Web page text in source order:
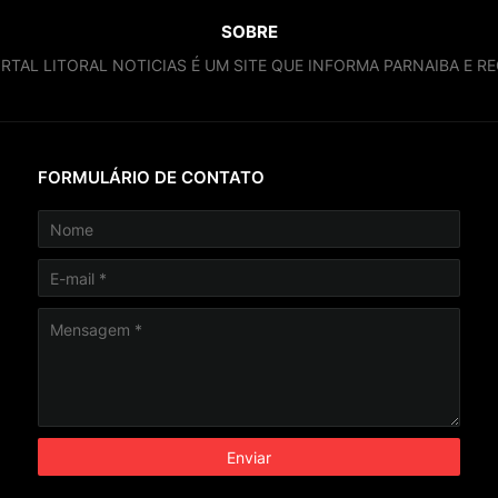
SOBRE
LITORAL NOTICIAS É UM SITE QUE INFORMA PARNAIBA E
FORMULÁRIO DE CONTATO